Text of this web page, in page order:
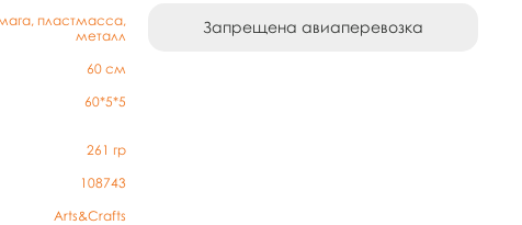
пластмасса,
металл
60 см
60*5*5
261 гр
108743
Arts&Crafts
Запрещена авиаперевозка